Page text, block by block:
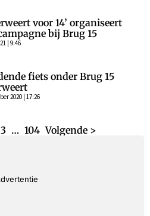
voor 14’ organiseert
bij Brug 15
| 9:46
fiets onder Brug 15
2020 | 17:26
3 … 104 Volgende >